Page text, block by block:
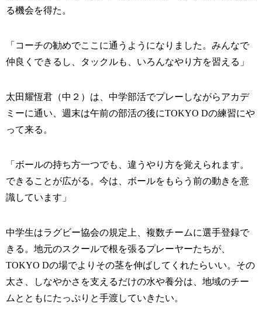
る機会を得た。
「コーチの勧めでここに通うようになりました。みんなで
仲良くできるし、タックルも、いろんなやり方を習える」
太田耀恆君（中２）は、中学部活でプレーしながらアカデ
ミーに通い、週末は午前の部活の後にTOKYO Dの練習にや
って来る。
「ボールの持ち方一つでも、違うやり方を覚えられます。
できることが広がる。今は、ボールをもらう前の動きを意
識しています」
中学生はラグビー協会の規定上、複数チームに選手登録で
きる。地元のスクールで根を張るプレーヤーたちが、
TOKYO Dの場でよりその茎を伸ばしてくれたらいい。その
太さ、しなやかさを支えるだけの水や養分は、地域のチー
ムとともにたっぷりと手渡していきたい。